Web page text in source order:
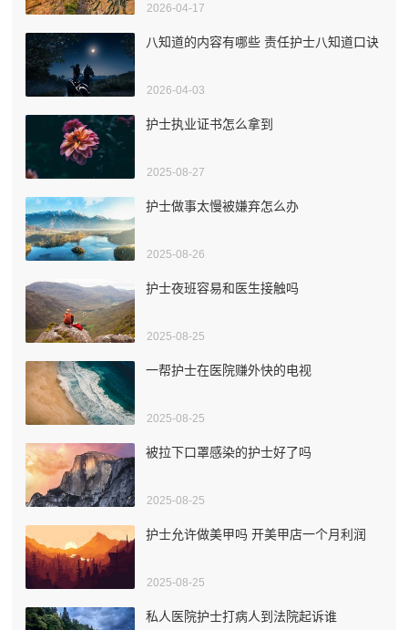
2026-04-17
八知道的内容有哪些 责任护士八知道口诀
2026-04-03
护士执业证书怎么拿到
2025-08-27
护士做事太慢被嫌弃怎么办
2025-08-26
护士夜班容易和医生接触吗
2025-08-25
一帮护士在医院赚外快的电视
2025-08-25
被拉下口罩感染的护士好了吗
2025-08-25
护士允许做美甲吗 开美甲店一个月利润
2025-08-25
私人医院护士打病人到法院起诉谁